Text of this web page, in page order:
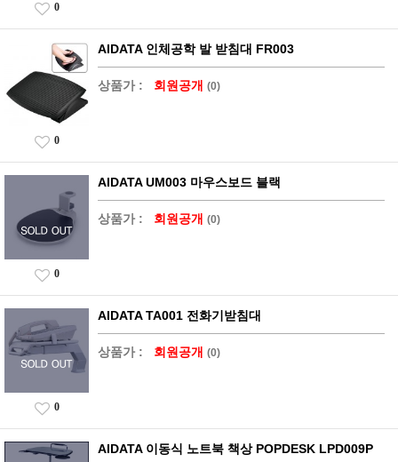
0
AIDATA 인체공학 발 받침대 FR003
상품가 : 회원공개 (0)
0
AIDATA UM003 마우스보드 블랙
상품가 : 회원공개 (0)
0
AIDATA TA001 전화기받침대
상품가 : 회원공개 (0)
0
AIDATA 이동식 노트북 책상 POPDESK LPD009P